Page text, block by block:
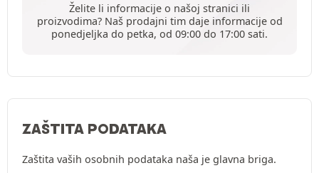
Želite li informacije o našoj stranici ili
proizvodima? Naš prodajni tim daje informacije od
ponedjeljka do petka, od 09:00 do 17:00 sati.
ZAŠTITA PODATAKA
Zaštita vaših osobnih podataka naša je glavna briga.